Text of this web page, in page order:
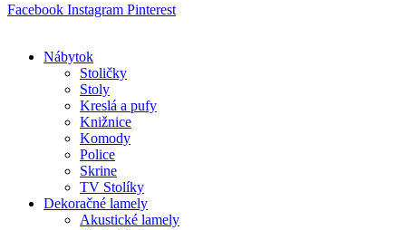
Facebook Instagram Pinterest
Nábytok
Stoličky
Stoly
Kreslá a pufy
Knižnice
Komody
Police
Skrine
TV Stolíky
Dekoračné lamely
Akustické lamely